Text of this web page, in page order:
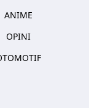
ANIME
OPINI